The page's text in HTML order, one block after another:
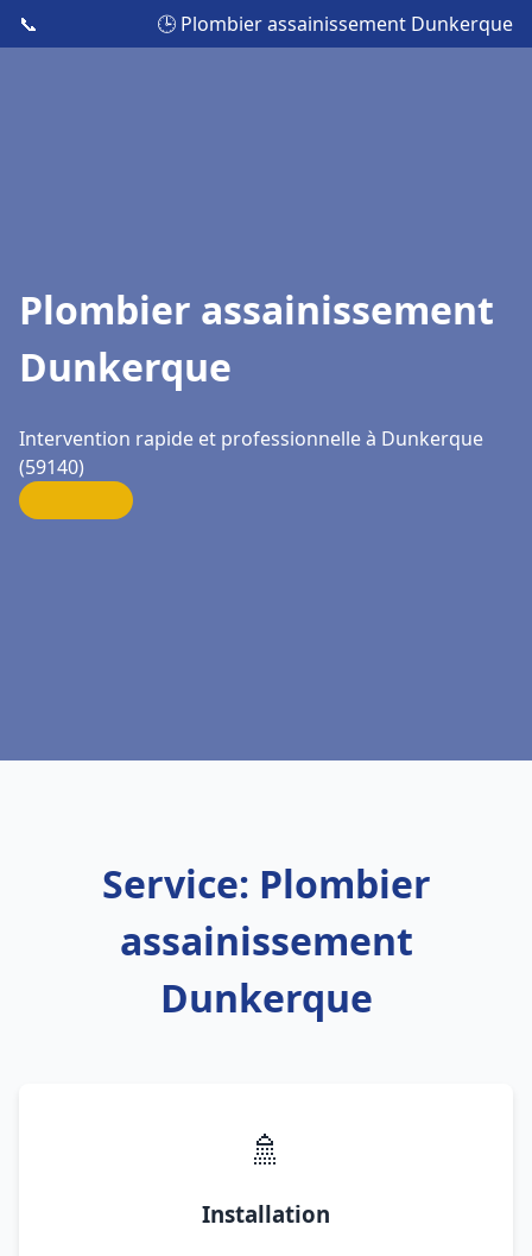
📞 🕒 Plombier assainissement Dunkerque
Plombier assainissement
Dunkerque
Intervention rapide et professionnelle à Dunkerque
(59140)
Service: Plombier
assainissement
Dunkerque
🚿
Installation